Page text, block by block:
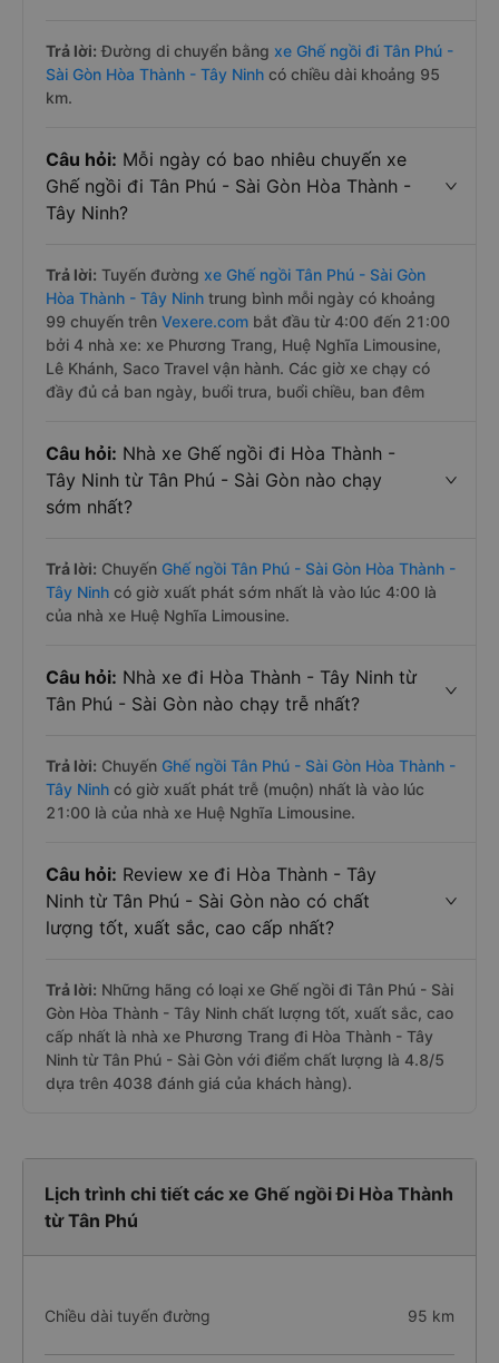
Trả lời: Đường di chuyển bằng xe Ghế ngồi đi Tân Phú -
Sài Gòn Hòa Thành - Tây Ninh có chiều dài khoảng 95
km.
Câu hỏi: Mỗi ngày có bao nhiêu chuyến xe
Ghế ngồi đi Tân Phú - Sài Gòn Hòa Thành -
Tây Ninh?
Trả lời: Tuyến đường xe Ghế ngồi Tân Phú - Sài Gòn
Hòa Thành - Tây Ninh trung bình mỗi ngày có khoảng
99 chuyến trên Vexere.com bắt đầu từ 4:00 đến 21:00
bởi 4 nhà xe: xe Phương Trang, Huệ Nghĩa Limousine,
Lê Khánh, Saco Travel vận hành. Các giờ xe chạy có
đầy đủ cả ban ngày, buổi trưa, buổi chiều, ban đêm
Câu hỏi: Nhà xe Ghế ngồi đi Hòa Thành -
Tây Ninh từ Tân Phú - Sài Gòn nào chạy
sớm nhất?
Trả lời: Chuyến Ghế ngồi Tân Phú - Sài Gòn Hòa Thành -
Tây Ninh có giờ xuất phát sớm nhất là vào lúc 4:00 là
của nhà xe Huệ Nghĩa Limousine.
Câu hỏi: Nhà xe đi Hòa Thành - Tây Ninh từ
Tân Phú - Sài Gòn nào chạy trễ nhất?
Trả lời: Chuyến Ghế ngồi Tân Phú - Sài Gòn Hòa Thành -
Tây Ninh có giờ xuất phát trễ (muộn) nhất là vào lúc
21:00 là của nhà xe Huệ Nghĩa Limousine.
Câu hỏi: Review xe đi Hòa Thành - Tây
Ninh từ Tân Phú - Sài Gòn nào có chất
lượng tốt, xuất sắc, cao cấp nhất?
Trả lời: Những hãng có loại xe Ghế ngồi đi Tân Phú - Sài
Gòn Hòa Thành - Tây Ninh chất lượng tốt, xuất sắc, cao
cấp nhất là nhà xe Phương Trang đi Hòa Thành - Tây
Ninh từ Tân Phú - Sài Gòn với điểm chất lượng là 4.8/5
dựa trên 4038 đánh giá của khách hàng).
Lịch trình chi tiết các xe Ghế ngồi Đi Hòa Thành
từ Tân Phú
Chiều dài tuyến đường 95 km